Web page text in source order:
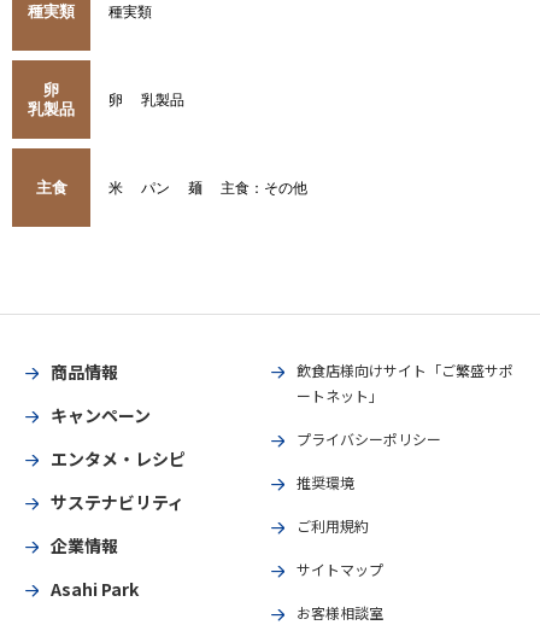
種実類 種実類
卵
乳製品
卵 乳製品
主食 米 パン 麺 主食：その他
商品情報
キャンペーン
エンタメ・レシピ
サステナビリティ
企業情報
Asahi Park
飲食店様向けサイト「ご繁盛サポ
ートネット」
プライバシーポリシー
推奨環境
ご利用規約
サイトマップ
お客様相談室